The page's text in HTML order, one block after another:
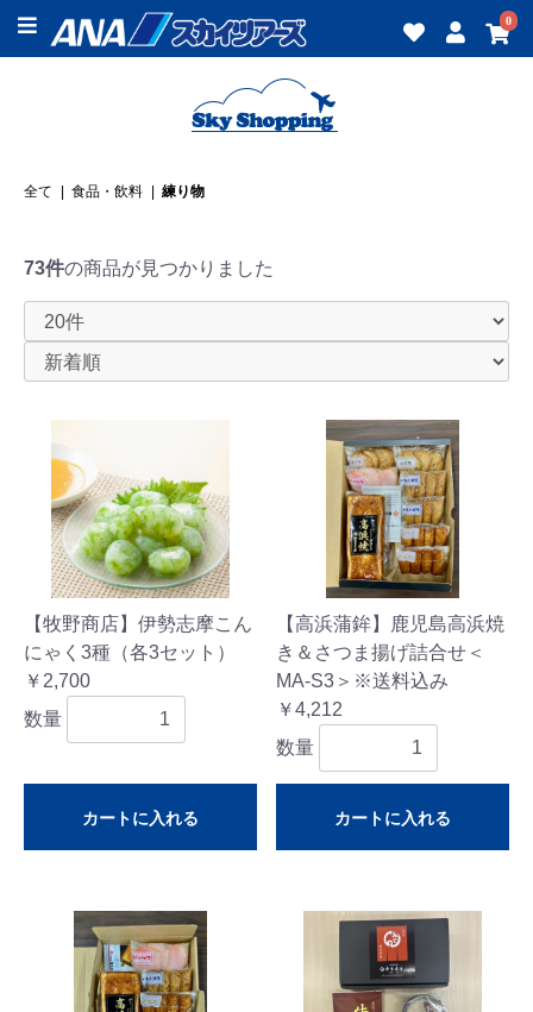
0
全て | 食品・飲料 | 練り物
73件の商品が見つかりました
【牧野商店】伊勢志摩こん
にゃく3種（各3セット）
￥2,700
数量
カートに入れる
【高浜蒲鉾】鹿児島高浜焼
き＆さつま揚げ詰合せ＜
MA-S3＞※送料込み
￥4,212
数量
カートに入れる